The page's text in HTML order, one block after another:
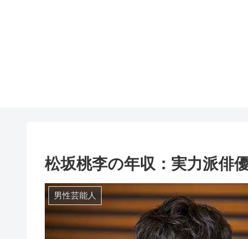
松坂桃李の年収：実力派俳
男性芸能人